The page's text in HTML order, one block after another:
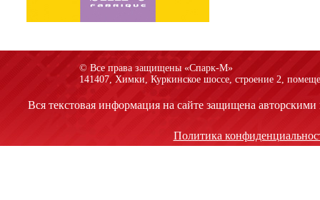
© Все права защищены «Спарк-M»
141407, Химки, Куркинское шоссе, строение 2,
Вся текстовая информация на сайте защищена
Политика